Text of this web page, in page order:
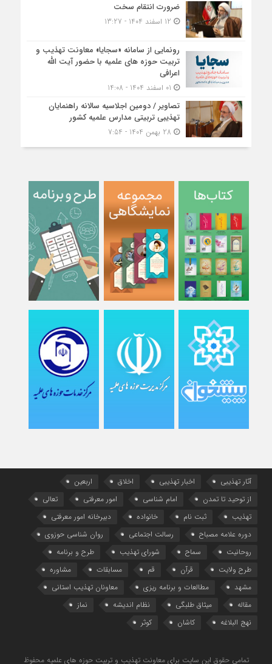
ضرورت انتقام سخت
رونمایی از سامانه «سجایا» معاونت تهذیب و
تربیت حوزه‌ های علمیه با حضور آیت الله
اعرافی
تصاویر / دومین اجلاسیه سالانه راهنمایان
تهذیبی تربیتی مدارس علمیه کشور
آثار تهذیبی اخبار تهذیبی اخلاق
اربعین
از توحید تا تمدن
امام شناسی امور معرفتی
تعالی
تهذیب
ثبت نام خانواده
دبیرخانه امور معرفتی
دوره علامه مصباح
رسالت اجتماعی
روان شناسی حوزوی
روحانیت
سماح شورای تهذیب
طرح و برنامه
طرح ولایت
قرآن قم مسابقات
مشاوره
مشهد
مطالعات و برنامه ریزی
معاونان تهذیب استانی
مقاله
میثاق طلبگی نظام اندیشه
نماز
نهج البلاغه
کاشان کوثر
تمامی حقوق این سایت برای معاونت تهذیب و تربیت حوزه های علمیه محفوظ